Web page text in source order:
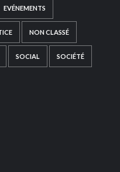
EVÉNEMENTS
NON CLASSÉ
SOCIAL SOCIÉTÉ